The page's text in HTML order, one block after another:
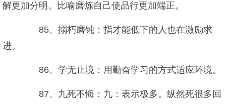
解更加分明。比喻磨炼自己使品行更加端正。
85、搦朽磨钝：指才能低下的人也在激励求
进。
86、学无止境：用勤奋学习的方式适应环境。
87、九死不悔：九：表示极多。纵然死很多回